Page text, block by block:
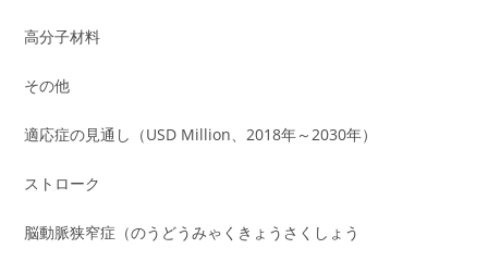
高分子材料
その他
適応症の見通し（USD Million、2018年～2030年）
ストローク
脳動脈狭窄症（のうどうみゃくきょうさくしょう